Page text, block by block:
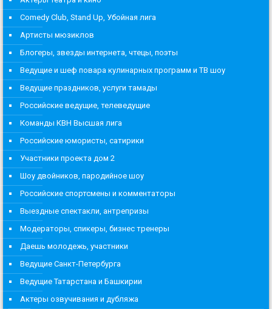
Comedy Club, Stand Up, Убойная лига
Артисты мюзиклов
Блогеры, звезды интернета, чтецы, поэты
Ведущие и шеф повара кулинарных программ и ТВ шоу
Ведущие праздников, услуги тамады
Российские ведущие, телеведущие
Команды КВН Высшая лига
Российские юмористы, сатирики
Участники проекта дом 2
Шоу двойников, пародийное шоу
Российские спортсмены и комментаторы
Выездные спектакли, антрепризы
Модераторы, спикеры, бизнес тренеры
Даешь молодежь, участники
Ведущие Санкт-Петербурга
Ведущие Татарстана и Башкирии
Актеры озвучивания и дубляжа